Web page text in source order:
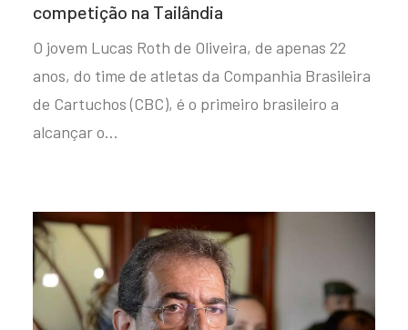
competição na Tailândia
O jovem Lucas Roth de Oliveira, de apenas 22
anos, do time de atletas da Companhia Brasileira
de Cartuchos (CBC), é o primeiro brasileiro a
alcançar o…